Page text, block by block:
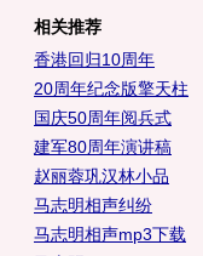
相关推荐
香港回归10周年
20周年纪念版擎天柱
国庆50周年阅兵式
建军80周年演讲稿
赵丽蓉巩汉林小品
马志明相声纠纷
马志明相声mp3下载